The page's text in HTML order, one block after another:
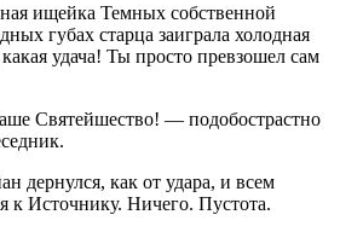
ищейка Темных собственной
губах старца заиграла холодная
удача! Ты просто превзошел сам
Святейшество! — подобострастно
дернулся, как от удара, и всем
к Источнику. Ничего. Пустота.